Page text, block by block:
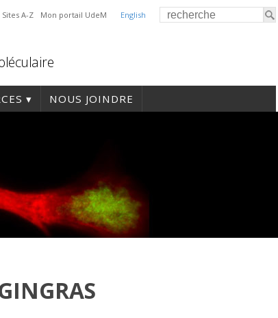
English
Sites A-Z Mon portail UdeM
NOUS JOINDRE